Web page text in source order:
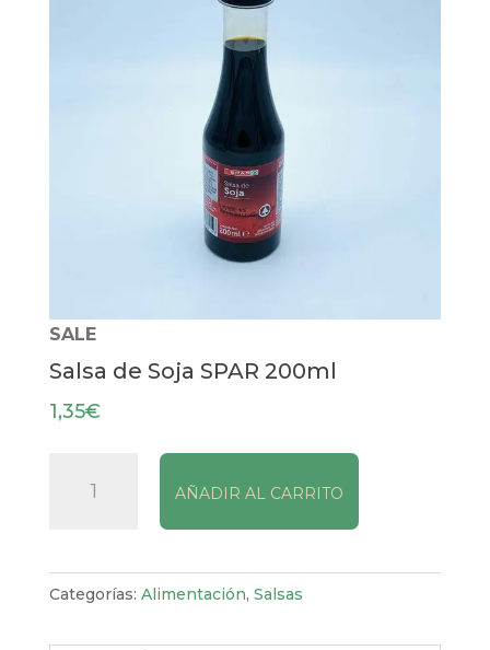
SALE
Salsa de Soja SPAR 200ml
1,35€
200ml
AÑADIR AL CARRITO
Categorías: Alimentación, Salsas